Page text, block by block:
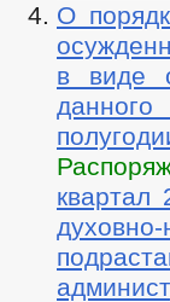
О
в виде
квартал